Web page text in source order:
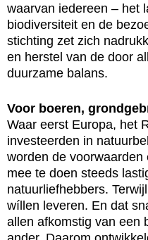
waarvan iedereen – het
biodiversiteit en de
stichting zet zich
en herstel van de door
duurzame balans.
Voor boeren,
Waar eerst Europa, het
investeerden in
worden de
mee te doen steeds
natuurliefhebbers.
wíllen leveren. En dat
allen afkomstig van een